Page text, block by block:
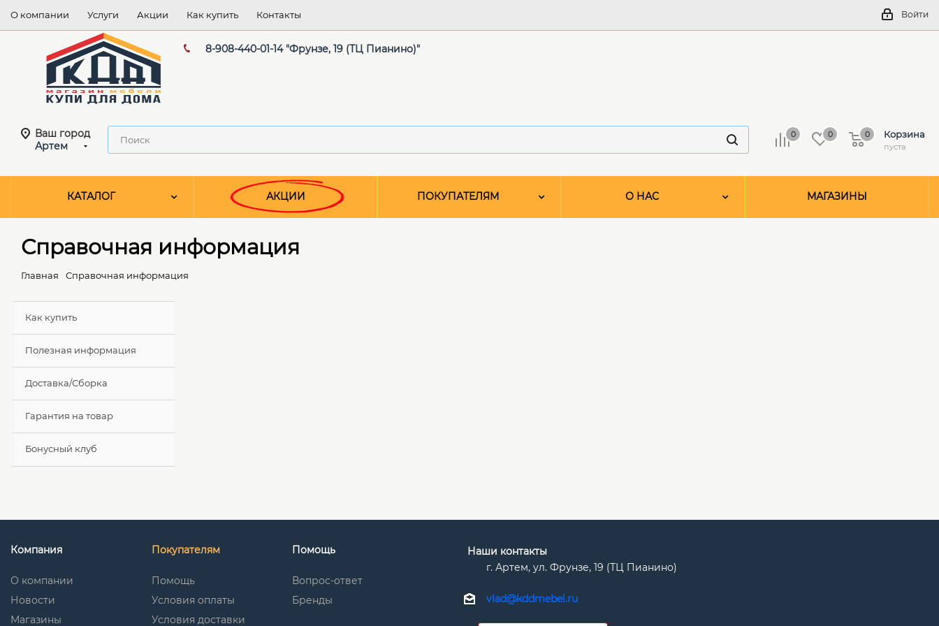
О компании Услуги Акции Как купить Контакты Войти
8-908-440-01-14 "Фрунзе, 19 (ТЦ Пианино)"
Ваш город
Артем
0 0 Корзина
пуста
0
КАТАЛОГ АКЦИИ ПОКУПАТЕЛЯМ О НАС МАГАЗИНЫ
Справочная информация
Главная Справочная информация
Как купить
Полезная информация
Доставка/Сборка
Гарантия на товар
Бонусный клуб
Компания
О компании
Новости
Магазины
Покупателям
Помощь
Условия оплаты
Условия доставки
Помощь
Вопрос-ответ
Бренды
Наши контакты
г. Артем, ул. Фрунзе, 19 (ТЦ Пианино)
vlad@kddmebel.ru